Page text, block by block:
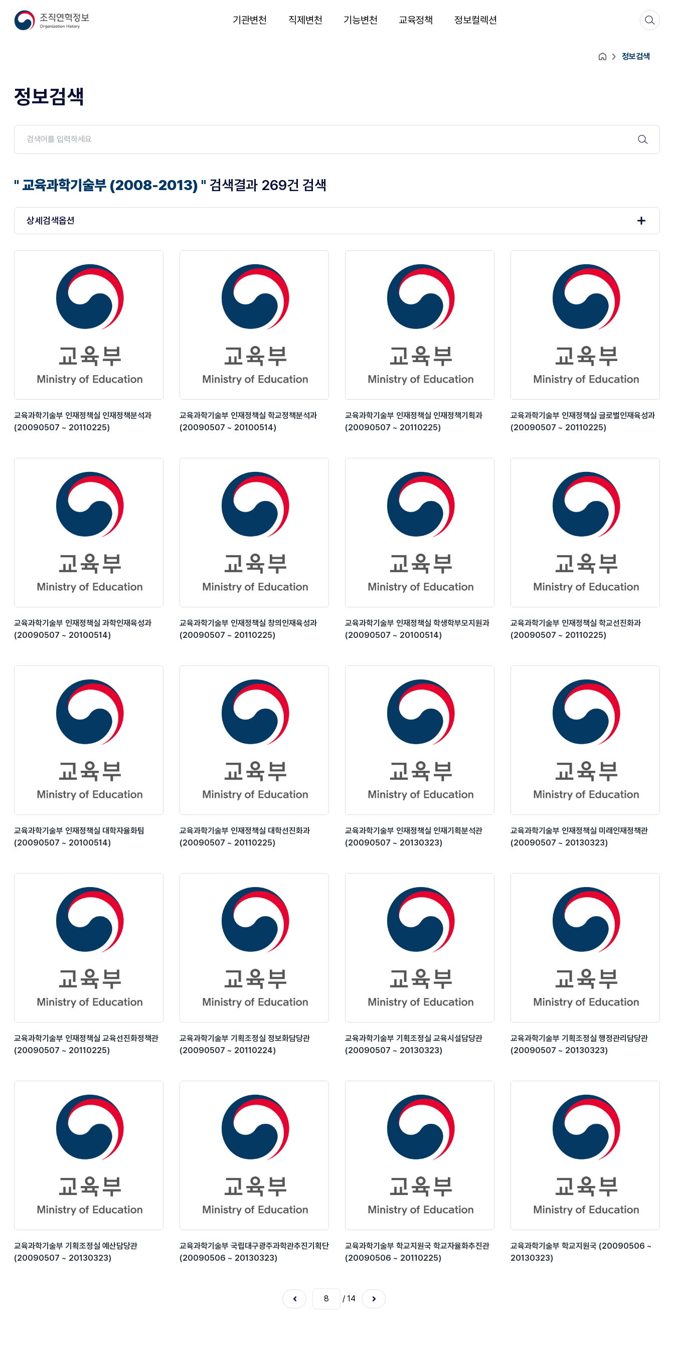
기관변천 직제변천 기능변천 교육정책 정보컬렉션
정보검색
정보검색
" 교육과학기술부 (2008-2013) " 검색결과 269건 검색
상세검색옵션
교육과학기술부 인재정책실 인재정책분석과
(20090507 ~ 20110225)
교육과학기술부 인재정책실 학교정책분석과
(20090507 ~ 20100514)
교육과학기술부 인재정책실 인재정책기획과
(20090507 ~ 20110225)
교육과학기술부 인재정책실 글로벌인재육성과
(20090507 ~ 20110225)
교육과학기술부 인재정책실 과학인재육성과
(20090507 ~ 20100514)
교육과학기술부 인재정책실 창의인재육성과
(20090507 ~ 20110225)
교육과학기술부 인재정책실 학생학부모지원과
(20090507 ~ 20100514)
교육과학기술부 인재정책실 학교선진화과
(20090507 ~ 20110225)
교육과학기술부 인재정책실 대학자율화팀
(20090507 ~ 20100514)
교육과학기술부 인재정책실 대학선진화과
(20090507 ~ 20110225)
교육과학기술부 인재정책실 인재기획분석관
(20090507 ~ 20130323)
교육과학기술부 인재정책실 미래인재정책관
(20090507 ~ 20130323)
교육과학기술부 인재정책실 교육선진화정책관
(20090507 ~ 20110225)
교육과학기술부 기획조정실 정보화담당관
(20090507 ~ 20110224)
교육과학기술부 기획조정실 교육시설담당관
(20090507 ~ 20130323)
교육과학기술부 기획조정실 행정관리담당관
(20090507 ~ 20130323)
교육과학기술부 기획조정실 예산담당관
(20090507 ~ 20130323)
교육과학기술부 국립대구광주과학관추진기획단
(20090506 ~ 20130323)
교육과학기술부 학교지원국 학교자율화추진관
(20090506 ~ 20110225)
교육과학기술부 학교지원국 (20090506 ~
20130323)
/ 14